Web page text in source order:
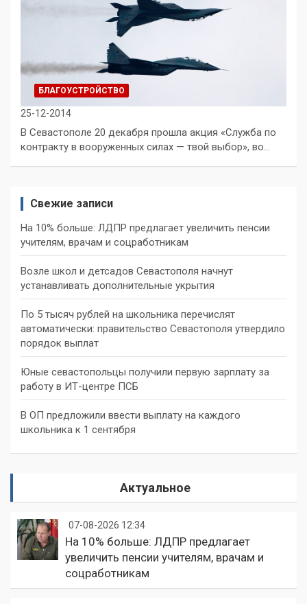
БЛАГОУСТРОЙСТВО
25-12-2014
В Севастополе 20 декабря прошла акция «Служба по
контракту в вооруженных силах — твой выбор», во…
Свежие записи
На 10% больше: ЛДПР предлагает увеличить пенсии
учителям, врачам и соцработникам
Возле школ и детсадов Севастополя начнут
устанавливать дополнительные укрытия
По 5 тысяч рублей на школьника перечислят
автоматически: правительство Севастополя утвердило
порядок выплат
Юные севастопольцы получили первую зарплату за
работу в ИТ-центре ПСБ
В ОП предложили ввести выплату на каждого
школьника к 1 сентября
Актуальное
07-08-2026 12:34
На 10% больше: ЛДПР предлагает
увеличить пенсии учителям, врачам и
соцработникам